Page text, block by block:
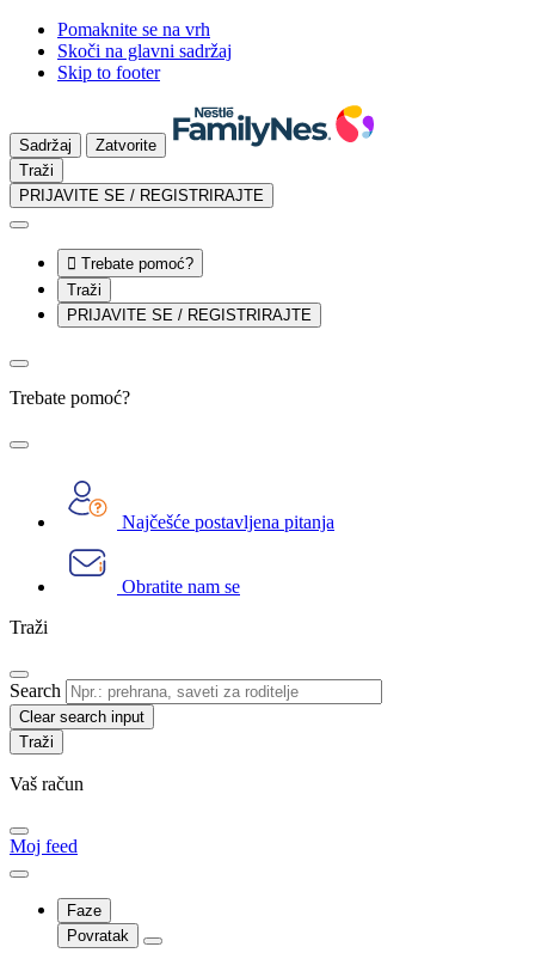
Pomaknite se na vrh
Skoči na glavni sadržaj
Skip to footer
Sadržaj
Zatvorite
Traži
PRIJAVITE SE / REGISTRIRAJTE
 Trebate pomoć?
Traži
PRIJAVITE SE / REGISTRIRAJTE
Trebate pomoć?
Najčešće postavljena pitanja
Obratite nam se
Traži
Search
Clear search input
Vaš račun
Moj feed
Faze
Povratak